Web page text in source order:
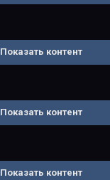
Показать контент
Показать контент
Показать контент